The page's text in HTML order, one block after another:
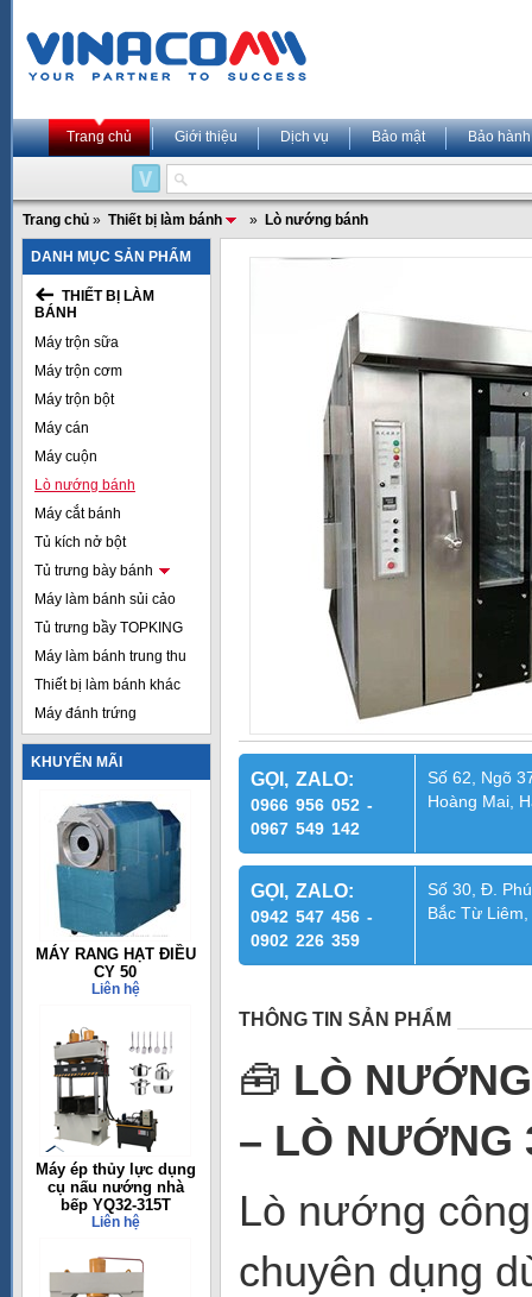
Trang chủ Giới thiệu Dịch vụ Bảo mật Bảo hành
Trang chủ » Thiết bị làm bánh » Lò nướng bánh
DANH MỤC SẢN PHẨM
THIẾT BỊ LÀM
BÁNH
Máy trộn sữa
Máy trộn cơm
Máy trộn bột
Máy cán
Máy cuộn
Lò nướng bánh
Máy cắt bánh
Tủ kích nở bột
Tủ trưng bày bánh
Máy làm bánh sủi cảo
Tủ trưng bầy TOPKING
Máy làm bánh trung thu
Thiết bị làm bánh khác
Máy đánh trứng
KHUYẾN MÃI
MÁY RANG HẠT ĐIỀU
CY 50
Liên hệ
Máy ép thủy lực dụng
cụ nấu nướng nhà
bếp YQ32-315T
Liên hệ
GỌI, ZALO:
0966 956 052 -
0967 549 142
Số 62, Ngõ
Hoàng Mai,
GỌI, ZALO:
0942 547 456 -
0902 226 359
Số 30, Đ.
Bắc Từ
THÔNG TIN SẢN PHẨM
🧰 LÒ
– LÒ NƯỚNG
Lò nướng
chuyên dụng